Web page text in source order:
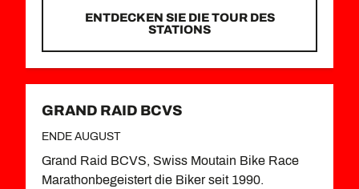
ENTDECKEN SIE DIE TOUR DES
STATIONS
GRAND RAID BCVS
ENDE AUGUST
Grand Raid BCVS, Swiss Moutain Bike Race
Marathonbegeistert die Biker seit 1990.